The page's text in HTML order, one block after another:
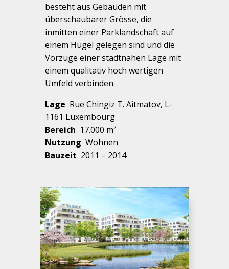
besteht aus Gebäuden mit
überschaubarer Grösse, die
inmitten einer Parklandschaft auf
einem Hügel gelegen sind und die
Vorzüge einer stadtnahen Lage mit
einem qualitativ hoch wertigen
Umfeld verbinden.
Lage Rue Chingiz T. Aitmatov, L-
1161 Luxembourg
Bereich 17.000 m²
Nutzung Wohnen
Bauzeit 2011 – 2014